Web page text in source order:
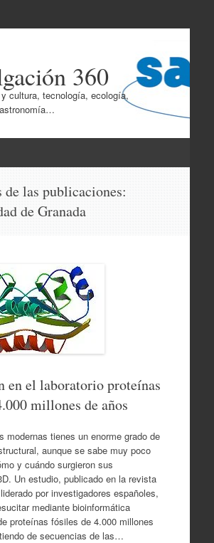
360
cultura, tecnología, ecología,
de las publicaciones:
de Granada
en el laboratorio proteínas
millones de años
modernas tienes un enorme grado de
aunque se sabe muy poco
y cuándo surgieron sus
Un estudio, publicado en la revista
liderado por investigadores españoles,
mediante bioinformática
proteínas fósiles de 4.000 millones
de secuencias de las…